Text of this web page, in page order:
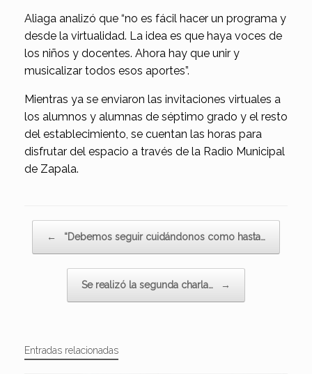
Aliaga analizó que “no es fácil hacer un programa y
desde la virtualidad. La idea es que haya voces de
los niños y docentes. Ahora hay que unir y
musicalizar todos esos aportes”.
Mientras ya se enviaron las invitaciones virtuales a
los alumnos y alumnas de séptimo grado y el resto
del establecimiento, se cuentan las horas para
disfrutar del espacio a través de la Radio Municipal
de Zapala.
← “Debemos seguir cuidándonos como hasta…
Se realizó la segunda charla… →
Entradas relacionadas